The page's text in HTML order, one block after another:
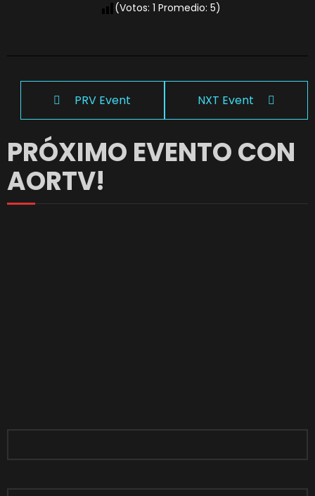
(Votos: 1 Promedio: 5)
PRV Event NXT Event
PRÓXIMO EVENTO CON
AORTV!